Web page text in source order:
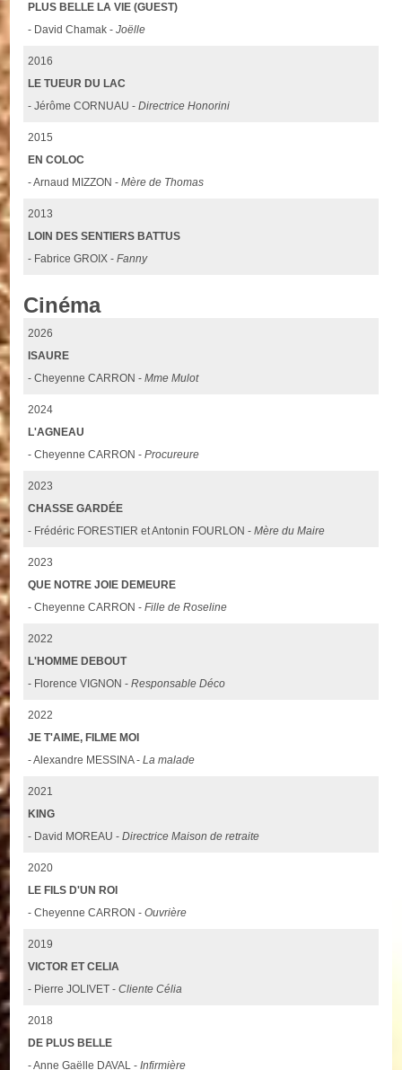
PLUS BELLE LA VIE (GUEST)
- David Chamak -Joëlle
2016
LE TUEUR DU LAC
- Jérôme CORNUAU -Directrice Honorini
2015
EN COLOC
- Arnaud MIZZON -Mère de Thomas
2013
LOIN DES SENTIERS BATTUS
- Fabrice GROIX -Fanny
Cinéma
2026
ISAURE
- Cheyenne CARRON -Mme Mulot
2024
L'AGNEAU
- Cheyenne CARRON -Procureure
2023
CHASSE GARDÉE
- Frédéric FORESTIER et Antonin FOURLON -Mère du Maire
2023
QUE NOTRE JOIE DEMEURE
- Cheyenne CARRON -Fille de Roseline
2022
L'HOMME DEBOUT
- Florence VIGNON -Responsable Déco
2022
JE T'AIME, FILME MOI
- Alexandre MESSINA -La malade
2021
KING
- David MOREAU -Directrice Maison de retraite
2020
LE FILS D'UN ROI
- Cheyenne CARRON -Ouvrière
2019
VICTOR ET CELIA
- Pierre JOLIVET -Cliente Célia
2018
DE PLUS BELLE
- Anne Gaëlle DAVAL -Infirmière